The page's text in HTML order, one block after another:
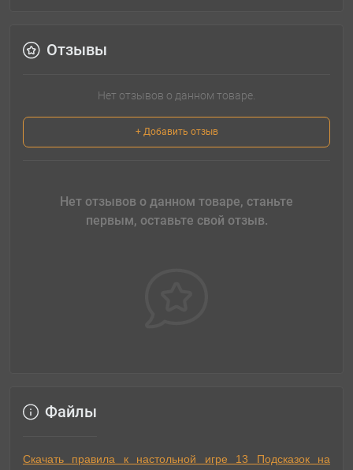
Отзывы
Нет отзывов о данном товаре.
+ Добавить отзыв
Нет отзывов о данном товаре, станьте
первым, оставьте свой отзыв.
Файлы
Скачать правила к настольной игре 13 Подсказок на